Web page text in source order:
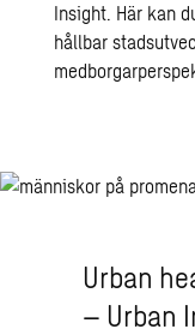
Insight. Här kan
hållbar
Urban
– Urban